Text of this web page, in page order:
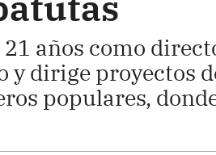
años como
y dirige proyectos
populares,